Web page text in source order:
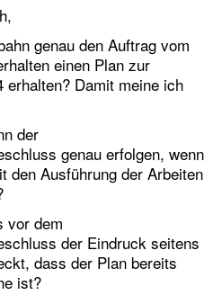
genau den Auftrag vom
einen Plan zur
erhalten? Damit meine ich
der
genau erfolgen, wenn
den Ausführung der Arbeiten
vor dem
der Eindruck seitens
dass der Plan bereits
ist?